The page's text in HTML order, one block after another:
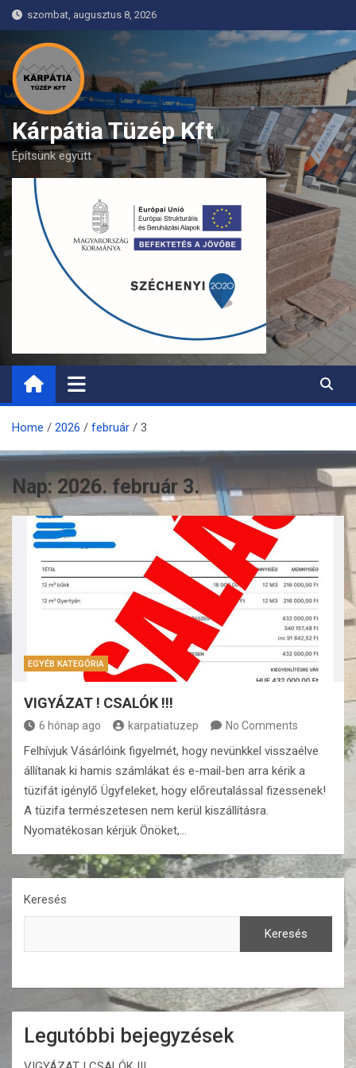
Skip
to
content
szombat, augusztus 8, 2026
Kárpátia Tüzép Kft
Építsünk együtt
Home 2026 február 3
Nap:2026. február 3.
EGYÉB KATEGÓRIA
VIGYÁZAT ! CSALÓK !!!
6 hónap ago karpatiatuzep No Comments
Felhívjuk Vásárlóink figyelmét, hogy nevünkkel visszaélve
állítanak ki hamis számlákat és e-mail-ben arra kérik a
tüzifát igénylő Ügyfeleket, hogy előreutalással fizessenek!
A tüzifa természetesen nem kerül kiszállításra.
Nyomatékosan kérjük Önöket,…
Keresés
Keresés
Legutóbbi bejegyzések